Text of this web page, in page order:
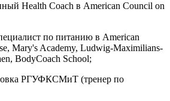
Health Coach в American Council on
по питанию в American
Mary's Academy, Ludwig-Maximilians-
BodyCoach School;
РГУФКСМиТ (тренер по